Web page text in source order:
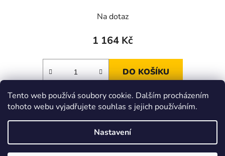
Tento web používá soubory cookie. Dalším procházením
tohoto webu vyjadřujete souhlas s jejich používáním.
Nastavení
Na dotaz
1 164 Kč
DO KOŠÍKU
Heureka.cz